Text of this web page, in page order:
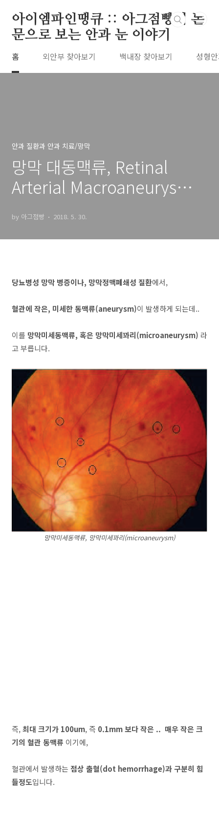
아이엠파인땡큐 :: 아그점빵의 논
문으로 보는 안과 눈 이야기
홈 외안부 찾아보기 백내장 찾아보기 성형
안과 질환과 안과 치료/망막
망막 대동맥류, Retinal
Arterial Macroaneurysm,
치료
by 아그점빵 2018. 5. 30.
당뇨병성 망막 병증이나, 망막정맥폐쇄성 질환에서,
혈관에 작은, 미세한 동맥류(aneurysm)이 발생하게 되는데..
이를 망막미세동맥류, 혹은 망막미세꽈리(microaneurysm) 라
고 부릅니다.
망막미세동맥류, 망막미세꽈리(microaneurysm)
즉,최대 크기가 100um, 즉 0.1mm 보다 작은 .. 매우 작은 크
기의 혈관 동맥류 이기에,
혈관에서 발생하는 점상 출혈(dot hemorrhage)과 구분히 힘
들정도입니다.